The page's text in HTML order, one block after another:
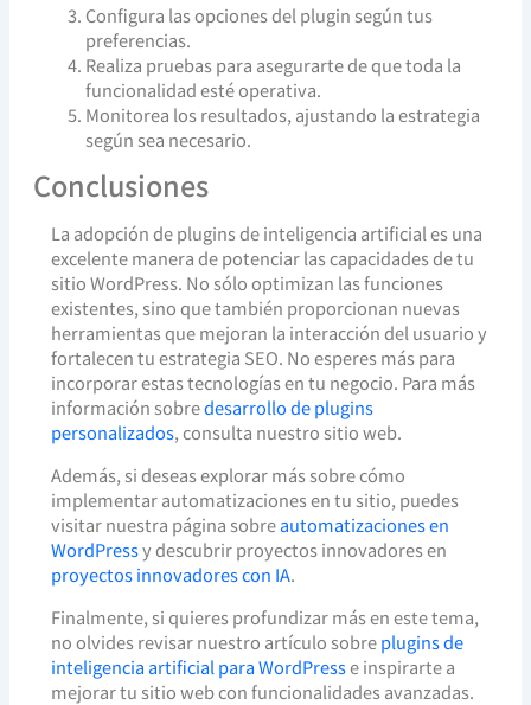
Configura las opciones del plugin según tus
preferencias.
Realiza pruebas para asegurarte de que toda la
funcionalidad esté operativa.
Monitorea los resultados, ajustando la estrategia
según sea necesario.
Conclusiones
La adopción de plugins de inteligencia artificial es una
excelente manera de potenciar las capacidades de tu
sitio WordPress. No sólo optimizan las funciones
existentes, sino que también proporcionan nuevas
herramientas que mejoran la interacción del usuario y
fortalecen tu estrategia SEO. No esperes más para
incorporar estas tecnologías en tu negocio. Para más
información sobredesarrollo de plugins
personalizados, consulta nuestro sitio web.
Además, si deseas explorar más sobre cómo
implementar automatizaciones en tu sitio, puedes
visitar nuestra página sobreautomatizaciones en
WordPressy descubrir proyectos innovadores en
proyectos innovadores con IA.
Finalmente, si quieres profundizar más en este tema,
no olvides revisar nuestro artículo sobreplugins de
inteligencia artificial para WordPresse inspirarte a
mejorar tu sitio web con funcionalidades avanzadas.